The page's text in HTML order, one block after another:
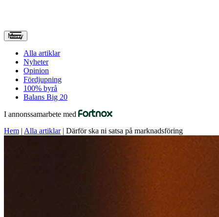
Meny
Alla artiklar
Nyheter
Opinion
Fördjupning
100% byrå
Balans Big 20
I annonssamarbete med
Hem | Alla artiklar| Därför ska ni satsa på marknadsföring